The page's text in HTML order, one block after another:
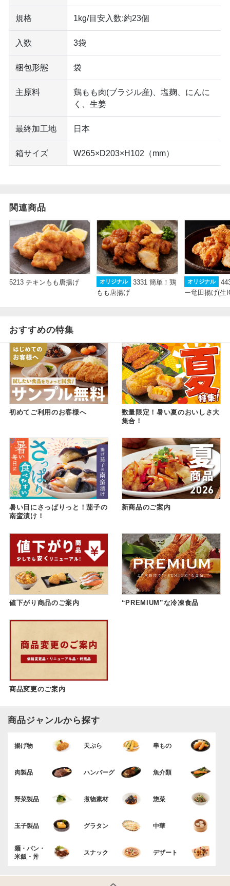
規格 1kg/目安入数:約23個
入数 3袋
梱包形態 袋
主原料
鶏もも肉(ブラジル産)、塩麹、にんに
く、生姜
最終加工地 日本
箱サイズ W265×D203×H102（mm）
関連商品
5213 チキンもも唐揚げ オリジナル
3331 簡単！鶏
もも唐揚げ
オリジナル
ー竜田揚げ(生
おすすめの特集
初めてご利用のお客様へ
数量限定！暑い夏のおいしさ大
集合！
暑い日にさっぱりっと！茄子の
南蛮漬け！
新商品のご案内
値下がり商品のご案内 “PREMIUM”な冷凍食品
商品変更のご案内
商品ジャンルから探す
揚げ物 天ぷら 串もの
肉製品 ハンバーグ 魚介類
野菜製品 煮物素材 惣菜
玉子製品 グラタン 中華
麺・パン・
米飯・丼
スナック デザート